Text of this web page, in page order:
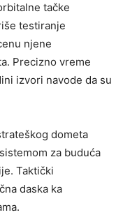
tačke
testiranje
njene
Precizno vreme
izvori navode da su
dometa
za buduća
Taktički
daska ka